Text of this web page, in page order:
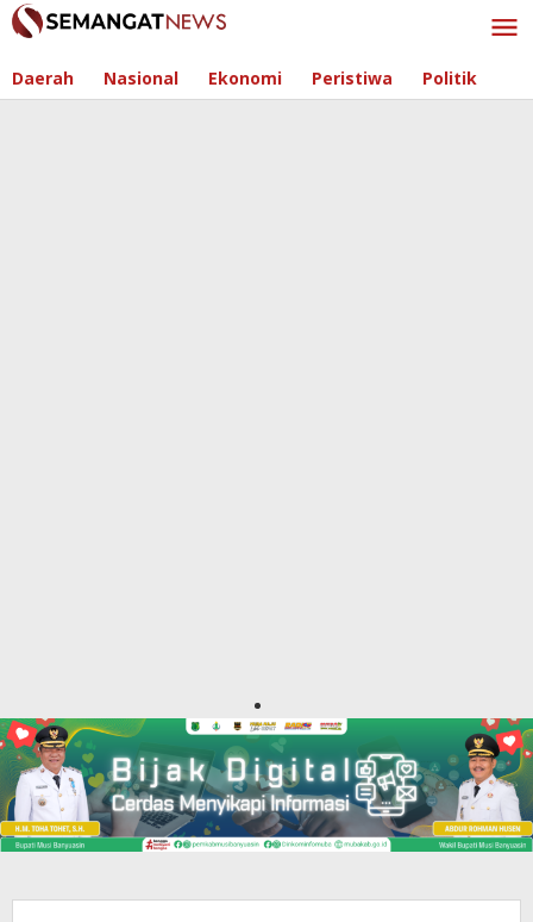
Skip
to
Daerah Nasional Ekonomi Peristiwa Politik